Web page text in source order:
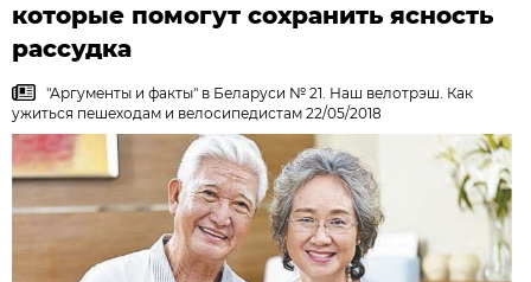
которые помогут сохранить ясность
рассудка
"Аргументы и факты" в Беларуси № 21. Наш велотрэш. Как
ужиться пешеходам и велосипедистам 22/05/2018